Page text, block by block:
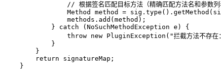
// 根据签名匹配目标方法（精确匹配方法名和参数列
Method
method =
                methods.add(method);
            }
catch (NoSuchMethodException e) {
throw new PluginException ( "拦截方法不存
            }
        }
return signatureMap;
    }